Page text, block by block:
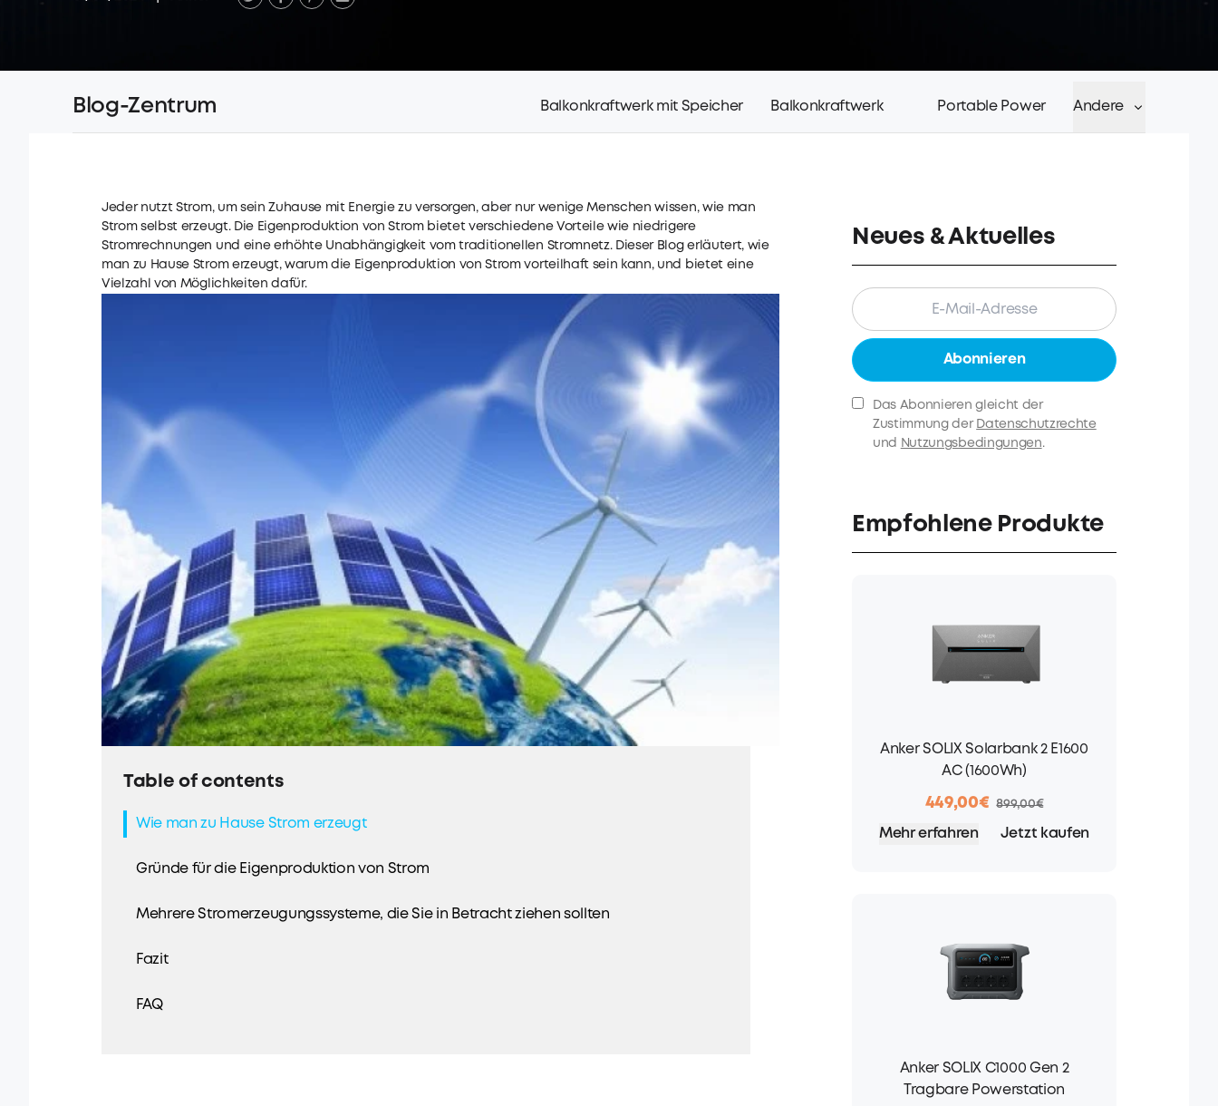
Blog-Zentrum Balkonkraftwerk mit Speicher Balkonkraftwerk Portable Power Andere
Jeder nutzt Strom, um sein Zuhause mit Energie zu versorgen, aber nur wenige Menschen wissen, wie man
Strom selbst erzeugt. Die Eigenproduktion von Strom bietet verschiedene Vorteile wie niedrigere
Stromrechnungen und eine erhöhte Unabhängigkeit vom traditionellen Stromnetz. Dieser Blog erläutert, wie
man zu Hause Strom erzeugt, warum die Eigenproduktion von Strom vorteilhaft sein kann, und bietet eine
Vielzahl von Möglichkeiten dafür.
Table of contents
Wie man zu Hause Strom erzeugt
Gründe für die Eigenproduktion von Strom
Mehrere Stromerzeugungssysteme, die Sie in Betracht ziehen sollten
Fazit
FAQ
Neues & Aktuelles
Abonnieren
Das Abonnieren gleicht der
Zustimmung der Datenschutzrechte
und
Nutzungsbedingungen.
Empfohlene Produkte
Anker SOLIX Solarbank 2 E1600
AC (1600Wh)
449,00€ 899,00€
Mehr erfahren Jetzt kaufen
Anker SOLIX C1000 Gen 2
Tragbare Powerstation